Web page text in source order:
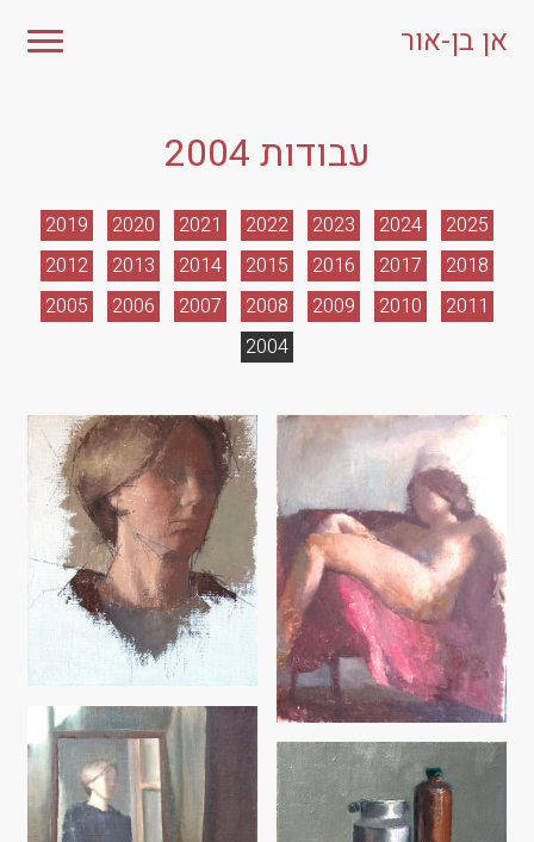
אן בן-אור
עבודות 2004
2025
2024
2023
2022
2021
2020
2019
2018
2017
2016
2015
2014
2013
2012
2011
2010
2009
2008
2007
2006
2005
2004